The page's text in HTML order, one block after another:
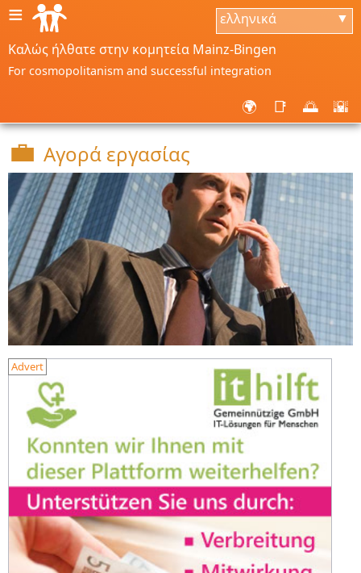
≡ ελληνικά ▼
Καλώς ήλθατε στην κομητεία Mainz-Bingen
For cosmopolitanism and successful integration
🌍 📑 🌅 🌇
💼 Αγορά εργασίας
Advert